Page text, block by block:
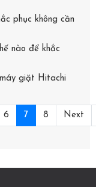
phục không cần
nào để khắc
giặt Hitachi
6 7 8 Next